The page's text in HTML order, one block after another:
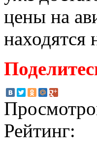
цены на
находятся
Рейтинг: